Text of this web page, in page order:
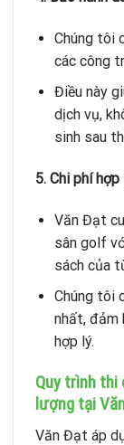
Chúng tôi
các công
Điều này
dịch vụ,
sinh sau
5. Chi phí hợp
Văn Đạt
sân golf
sách của
Chúng tôi
nhất, đảm
hợp lý.
Quy trình
lượng tại
Văn Đạt áp